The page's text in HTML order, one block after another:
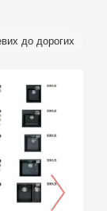
до дорогих